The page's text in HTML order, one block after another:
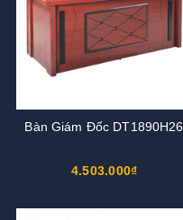
Bàn Giám Đốc DT1890H26
4.503.000₫